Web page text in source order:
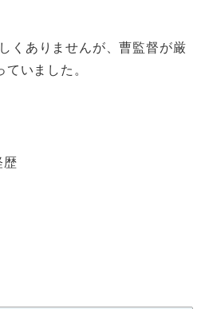
くありませんが、曹監督が厳
いました。
歴